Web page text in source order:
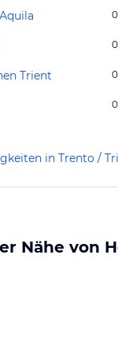
Trient
in Trento /
Nähe von